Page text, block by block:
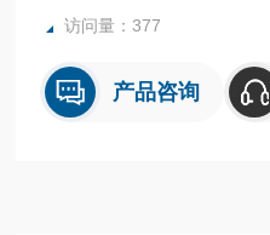
访问量：377
产品咨询